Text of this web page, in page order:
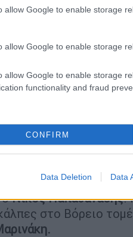
allow Google to enable storage
allow Google to enable storage
allow Google to enable storage
functionality and fraud
CONFIRM
Data Deletion Data
αν ο
ψηφοδέλτιο της
θα επιλέξει να
μπορούσε να είναι
πρώτος σε
της κυβέρνησης), ενώ
ο
εκλέγονται ο
Νίκος Παπαθανάσης.
στο Βόρειο